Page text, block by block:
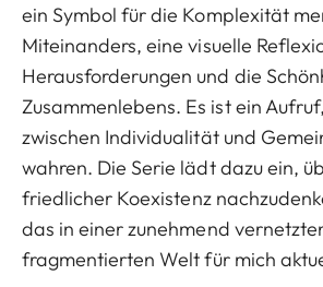
ein Symbol für die Komplexität
Miteinanders, eine visuelle
Herausforderungen und die
Zusammenlebens. Es ist ein
zwischen Individualität und
wahren. Die Serie lädt dazu ein,
friedlicher Koexistenz
das in einer zunehmend
fragmentierten Welt für mich